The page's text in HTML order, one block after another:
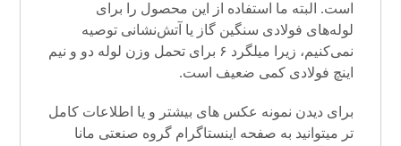
است. البته ما استفاده از این محصول را برای
لوله‌های فولادی سنگین گاز یا آتش‌نشانی توصیه
نمی‌کنیم، زیرا میلگرد ۶ برای تحمل وزن لوله دو و نیم
اینچ فولادی کمی ضعیف است.
برای دیدن نمونه عکس های بیشتر و یا اطلاعات کامل
تر میتوانید به صفحه اینستاگرام گروه صنعتی مانا